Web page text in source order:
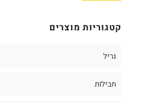
קטגוריות מוצרים
גריל
חבילות